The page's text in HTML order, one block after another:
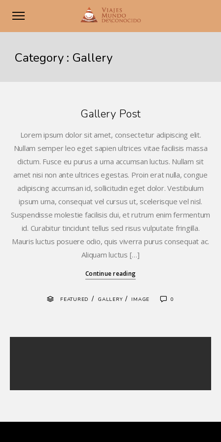
Category : Gallery
Gallery Post
Lorem ipsum dolor sit amet, consectetur adipiscing elit.
Nullam semper leo eget sapien ultrices vitae facilisis massa
dictum. Fusce eu purus a urna accumsan luctus. Nullam sit
amet nisi non ante ultrices egestas. Proin erat nulla, congue
adipiscing accumsan id, sollicitudin eget dolor. Vestibulum
ipsum urna, consequat vel cursus ut, scelerisque vel nisl.
Suspendisse molestie facilisis dui, et rutrum enim fermentum
id. Curabitur tincidunt tellus sed risus vulputate fringilla.
Mauris luctus posuere odio, quis viverra purus consequat ac.
Aliquam luctus […]
Continue reading
FEATURED / GALLERY/ IMAGE 0